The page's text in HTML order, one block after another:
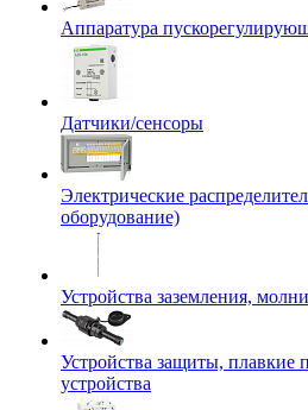
Аппаратура
Датчики/сенсоры
Электрические
оборудование)
Устройства заземления,
Устройства защиты, плавкие
устройства